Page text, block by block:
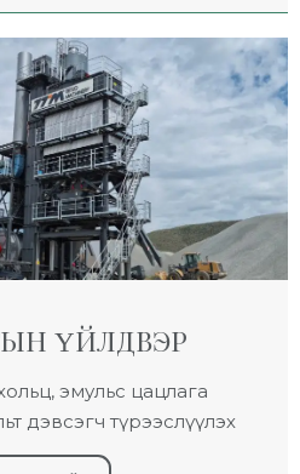
ҮЙЛДВЭР
эмульс цацлага
дэвсэгч түрээслүүлэх